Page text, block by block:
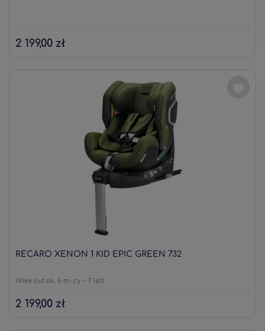
2 199,00 zł
RECARO XENON 1 KID EPIC GREEN 732
Wiek (od ok. 6 m-cy - 7 lat)
2 199,00 zł